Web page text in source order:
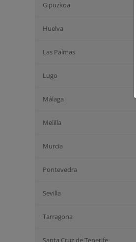
Gipuzkoa
Huelva
Las Palmas
Lugo
Málaga
Melilla
Murcia
Pontevedra
Sevilla
Tarragona
Santa Cruz de Tenerife